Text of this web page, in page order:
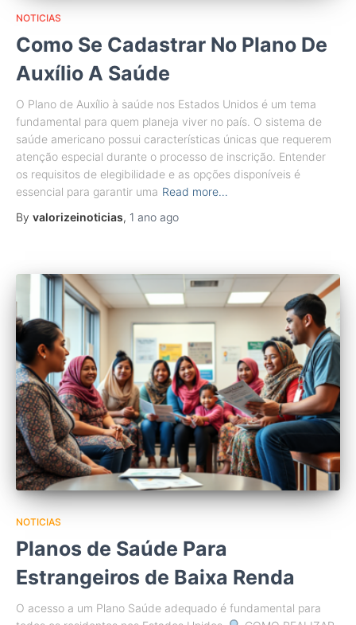
NOTICIAS
Como Se Cadastrar No Plano De
Auxílio A Saúde
O Plano de Auxílio à saúde nos Estados Unidos é um tema
fundamental para quem planeja viver no país. O sistema de
saúde americano possui características únicas que requerem
atenção especial durante o processo de inscrição. Entender
os requisitos de elegibilidade e as opções disponíveis é
essencial para garantir uma Read more…
By valorizeinoticias, 1 ano ago
NOTICIAS
Planos de Saúde Para
Estrangeiros de Baixa Renda
O acesso a um Plano Saúde adequado é fundamental para